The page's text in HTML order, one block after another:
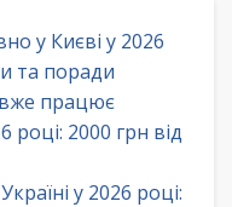
у Києві у 2026
та поради
вже працює
році: 2000 грн від
у 2026 році: